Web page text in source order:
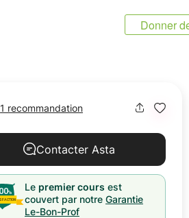
Donner
1 recommandation
Contacter Asta
Le premier cours est
couvert par notre Garantie
Le-Bon-Prof